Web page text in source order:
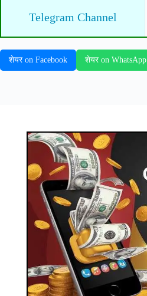
Telegram Channel
शेयर on Facebook शेयर on WhatsApp